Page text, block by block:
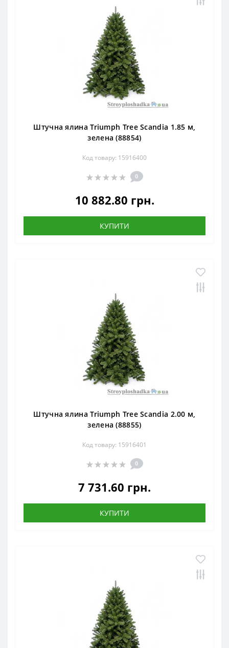
Штучна ялина Triumph Tree Scandia 1.85 м,
зелена (88854)
Код товару: 15916400
0
10 882.80 грн.
КУПИТИ
Штучна ялина Triumph Tree Scandia 2.00 м,
зелена (88855)
Код товару: 15916401
0
7 731.60 грн.
КУПИТИ